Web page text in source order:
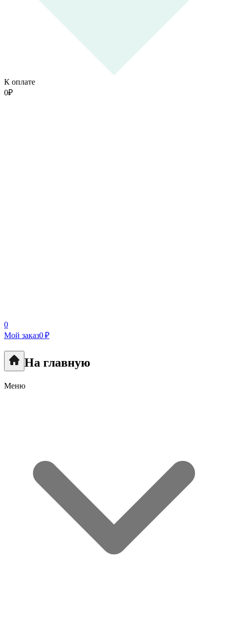
К оплате
0₽
0
Мой заказ0 ₽
На главную
Меню